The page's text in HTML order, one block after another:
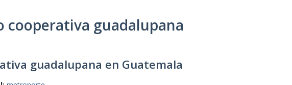
cooperativa guadalupana
guadalupana en Guatemala